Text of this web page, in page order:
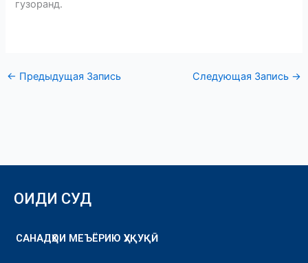
гузоранд.
← Предыдущая Запись Следующая Запись →
ОИДИ СУД
САНАДҲОИ МЕЪЁРИЮ ҲУҚУҚӢ